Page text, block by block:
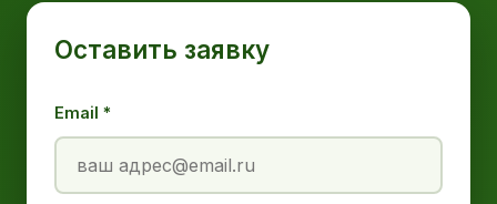
Оставить заявку
Email *